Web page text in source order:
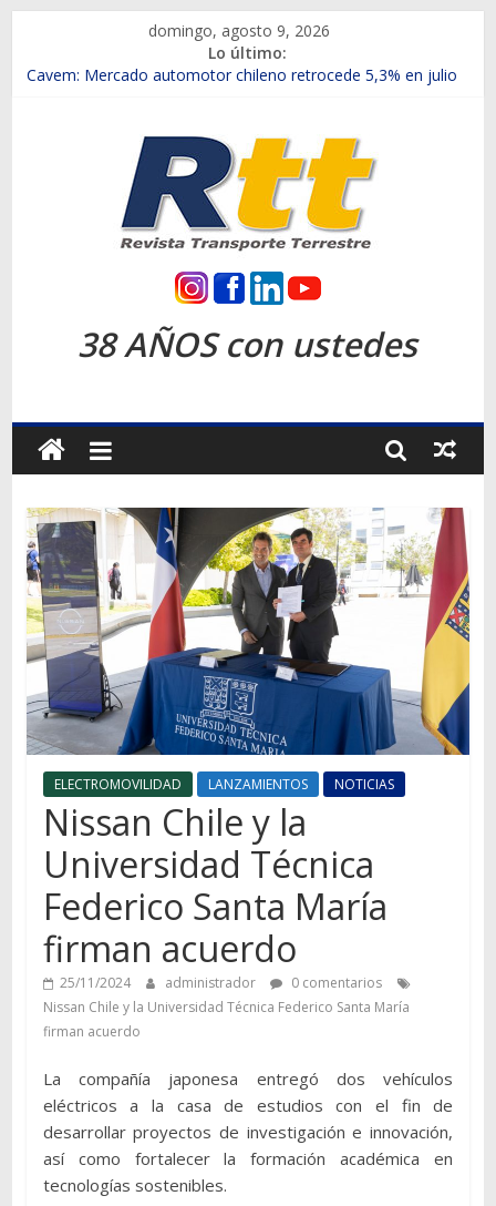
contenido
domingo, agosto 9, 2026
Lo último:
Chile es el primer mercado internacional en lanzar la nueva
Salfa suma vehículos electrificados de Chevrolet en el Biobío
Samex amplía su red con nuevas sucursales en Rancagua y
SINOTRUK Pick-ups presentó la recién estrenada Bolden en
la Expo Compras Públicas 2026
Revista
Transporte
Terrestre
Autos,
camiones,
motos,
información
del
mundo
del
transporte
38 AÑOS con ustedes
ELECTROMOVILIDAD LANZAMIENTOS NOTICIAS
Nissan Chile y la
Universidad Técnica
Federico Santa María
firman acuerdo
25/11/2024 administrador
0 comentarios
Nissan Chile y la Universidad Técnica Federico Santa María
firman acuerdo
La compañía japonesa entregó dos vehículos
eléctricos a la casa de estudios con el fin de
desarrollar proyectos de investigación e innovación,
así como fortalecer la formación académica en
tecnologías sostenibles.